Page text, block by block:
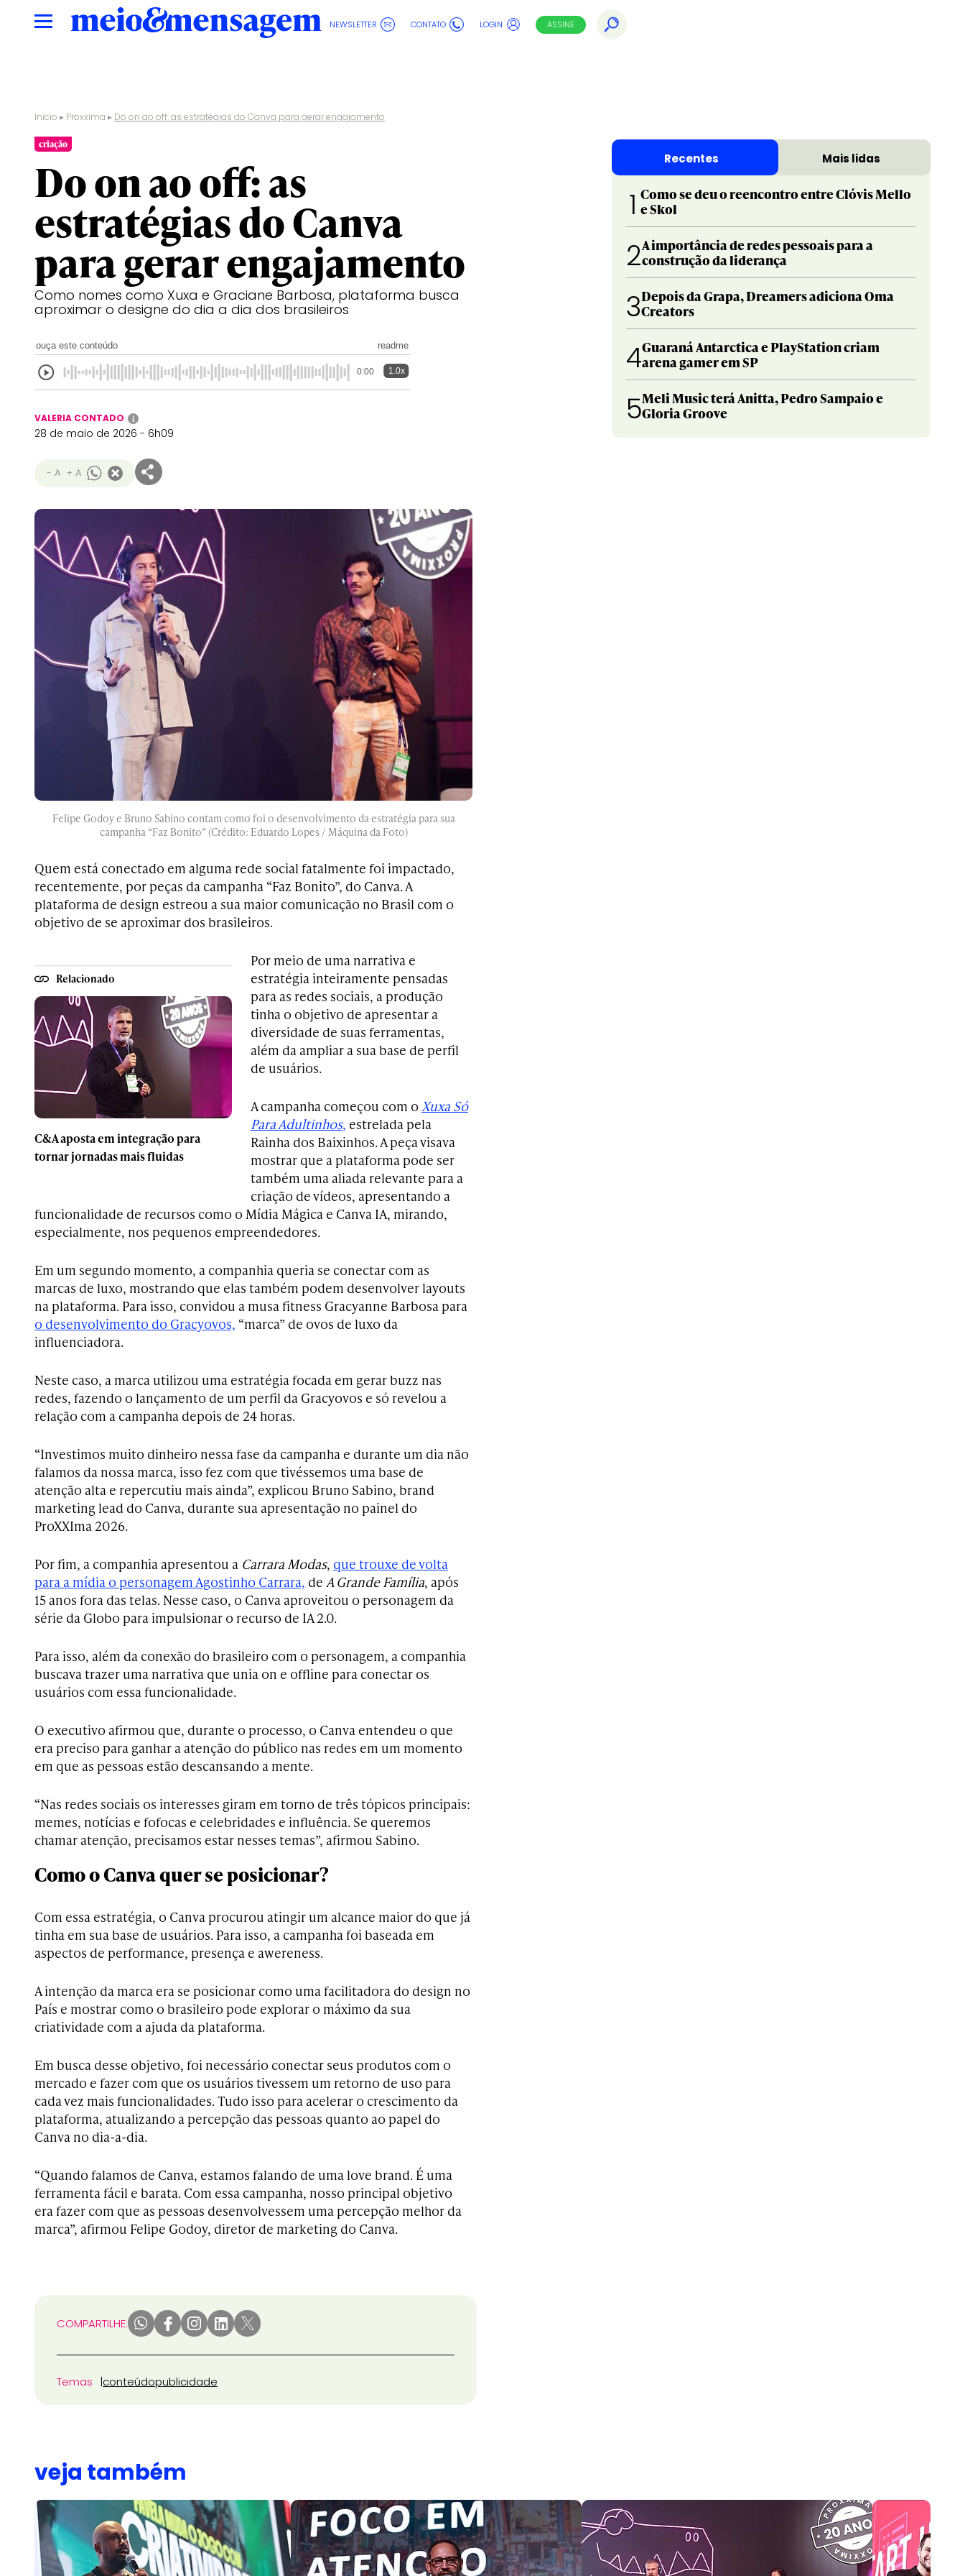
NEWSLETTER CONTATO LOGIN ASSINE
Início ▸ Proxxima ▸ Do on ao off: as estratégias do Canva para gerar engajamento
criação
Do on ao off: as
estratégias do Canva
para gerar engajamento
Como nomes como Xuxa e Graciane Barbosa, plataforma busca
aproximar o designe do dia a dia dos brasileiros
ouça este conteúdo readme
0:00 1.0x
VALERIA CONTADO i
28 de maio de 2026 - 6h09
- A + A
Felipe Godoy e Bruno Sabino contam como foi o desenvolvimento da estratégia para sua
campanha “Faz Bonito” (Crédito: Eduardo Lopes / Máquina da Foto)
Quem está conectado em alguma rede social fatalmente foi impactado,
recentemente, por peças da campanha “Faz Bonito”, do Canva. A
plataforma de design estreou a sua maior comunicação no Brasil com o
objetivo de se aproximar dos brasileiros.
Relacionado
C&A aposta em integração para
tornar jornadas mais fluidas
Por meio de uma narrativa e
estratégia inteiramente pensadas
para as redes sociais, a produção
tinha o objetivo de apresentar a
diversidade de suas ferramentas,
além da ampliar a sua base de perfil
de usuários.
A campanha começou com o Xuxa Só
Para Adultinhos, estrelada pela
Rainha dos Baixinhos. A peça visava
mostrar que a plataforma pode ser
também uma aliada relevante para a
criação de vídeos, apresentando a
funcionalidade de recursos como o Mídia Mágica e Canva IA, mirando,
especialmente, nos pequenos empreendedores.
Em um segundo momento, a companhia queria se conectar com as
marcas de luxo, mostrando que elas também podem desenvolver layouts
na plataforma. Para isso, convidou a musa fitness Gracyanne Barbosa para
o desenvolvimento do Gracyovos, “marca” de ovos de luxo da
influenciadora.
Neste caso, a marca utilizou uma estratégia focada em gerar buzz nas
redes, fazendo o lançamento de um perfil da Gracyovos e só revelou a
relação com a campanha depois de 24 horas.
“Investimos muito dinheiro nessa fase da campanha e durante um dia não
falamos da nossa marca, isso fez com que tivéssemos uma base de
atenção alta e repercutiu mais ainda”, explicou Bruno Sabino, brand
marketing lead do Canva, durante sua apresentação no painel do
ProXXIma 2026.
Por fim, a companhia apresentou a Carrara Modas, que trouxe de volta
para a mídia o personagem Agostinho Carrara, de A Grande Família, após
15 anos fora das telas. Nesse caso, o Canva aproveitou o personagem da
série da Globo para impulsionar o recurso de IA 2.0.
Para isso, além da conexão do brasileiro com o personagem, a companhia
buscava trazer uma narrativa que unia on e offline para conectar os
usuários com essa funcionalidade.
O executivo afirmou que, durante o processo, o Canva entendeu o que
era preciso para ganhar a atenção do público nas redes em um momento
em que as pessoas estão descansando a mente.
“Nas redes sociais os interesses giram em torno de três tópicos principais:
memes, notícias e fofocas e celebridades e influência. Se queremos
chamar atenção, precisamos estar nesses temas”, afirmou Sabino.
Como o Canva quer se posicionar?
Com essa estratégia, o Canva procurou atingir um alcance maior do que já
tinha em sua base de usuários. Para isso, a campanha foi baseada em
aspectos de performance, presença e awereness.
A intenção da marca era se posicionar como uma facilitadora do design no
País e mostrar como o brasileiro pode explorar o máximo da sua
criatividade com a ajuda da plataforma.
Em busca desse objetivo, foi necessário conectar seus produtos com o
mercado e fazer com que os usuários tivessem um retorno de uso para
cada vez mais funcionalidades. Tudo isso para acelerar o crescimento da
plataforma, atualizando a percepção das pessoas quanto ao papel do
Canva no dia-a-dia.
“Quando falamos de Canva, estamos falando de uma love brand. É uma
ferramenta fácil e barata. Com essa campanha, nosso principal objetivo
era fazer com que as pessoas desenvolvessem uma percepção melhor da
marca”, afirmou Felipe Godoy, diretor de marketing do Canva.
COMPARTILHE:
Temas conteúdopublicidade
Recentes Mais lidas
1 Como se deu o reencontro entre Clóvis Mello
e Skol
2A importância de redes pessoais para a
construção da liderança
3Depois da Grapa, Dreamers adiciona Oma
Creators
4Guaraná Antarctica e PlayStation criam
arena gamer em SP
5Meli Music terá Anitta, Pedro Sampaio e
Gloria Groove
veja também